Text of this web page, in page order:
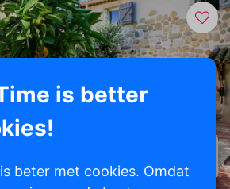
is better
beter met cookies. Omdat